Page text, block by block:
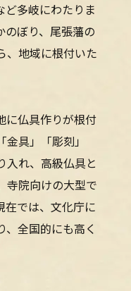
ど多岐にわたりま
のぼり、尾張藩の
、地域に根付いた
に仏具作りが根付
具」「彫刻」
入れ、高級仏具と
寺院向けの大型で
在では、文化庁に
全国的にも高く